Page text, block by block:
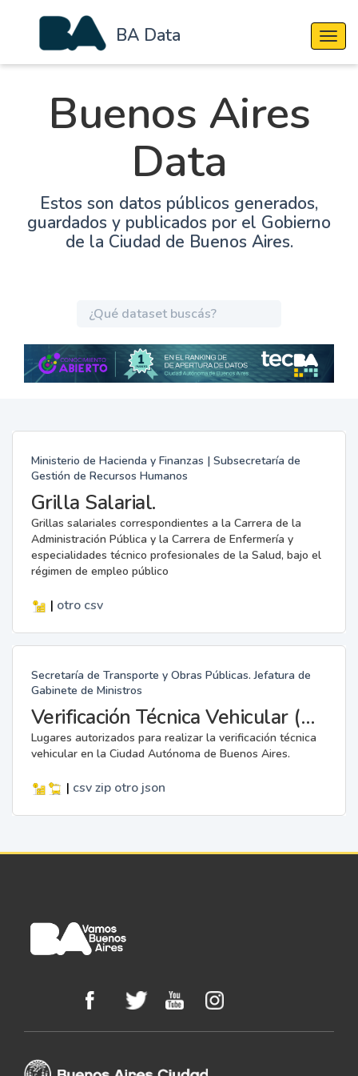
BA Data
Buenos Aires
Data
Estos son datos públicos generados,
guardados y publicados por el Gobierno
de la Ciudad de Buenos Aires.
Ministerio de Hacienda y Finanzas | Subsecretaría de
Gestión de Recursos Humanos
Grilla Salarial.
Grillas salariales correspondientes a la Carrera de la
Administración Pública y la Carrera de Enfermería y
especialidades técnico profesionales de la Salud, bajo el
régimen de empleo público
| otro csv
Secretaría de Transporte y Obras Públicas. Jefatura de
Gabinete de Ministros
Verificación Técnica Vehicular (VTV)
Lugares autorizados para realizar la verificación técnica
vehicular en la Ciudad Autónoma de Buenos Aires.
| csv zip otro json